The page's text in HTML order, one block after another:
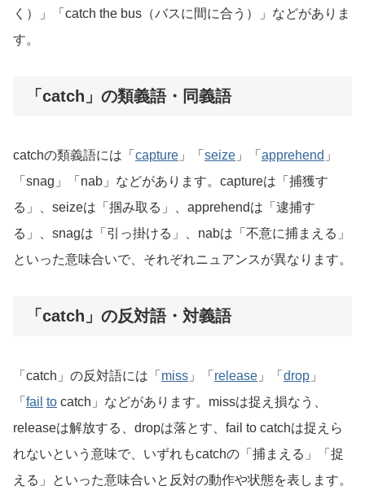
く）」「catch the bus（バスに間に合う）」などがありま
す。
「catch」の類義語・同義語
catchの類義語には「 capture 」「 seize 」「 apprehend 」
「snag」「nab」などがあります。captureは「捕獲す
る」、seizeは「掴み取る」、apprehendは「逮捕す
る」、snagは「引っ掛ける」、nabは「不意に捕まえる」
といった意味合いで、それぞれニュアンスが異なります。
「catch」の反対語・対義語
「catch」の反対語には「 miss 」「 release 」「 drop 」
「 fail to catch」などがあります。missは捉え損なう、
releaseは解放する、dropは落とす、fail to catchは捉えら
れないという意味で、いずれもcatchの「捕まえる」「捉
える」といった意味合いと反対の動作や状態を表します。